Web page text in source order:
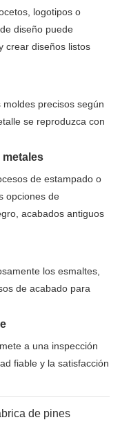
logotipos o
diseño puede
crear diseños listos
precisos según
se reproduzca con
de estampado o
opciones de
acabados antiguos
los esmaltes,
de acabado para
a una inspección
fiable y la satisfacción
de pines